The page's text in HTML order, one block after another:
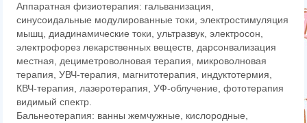
Аппаратная физиотерапия: гальванизация,
синусоидальные модулированные токи, электростимуляция
мышц, диадинамические токи, ультразвук, электросон,
электрофорез лекарственных веществ, дарсонвализация
местная, дециметроволновая терапия, микроволновая
терапия, УВЧ-терапия, магнитотерапия, индуктотермия,
КВЧ-терапия, лазеротерапия, УФ-облучение, фототерапия
видимый спектр.
Бальнеотерапия: ванны жемчужные, кислородные,